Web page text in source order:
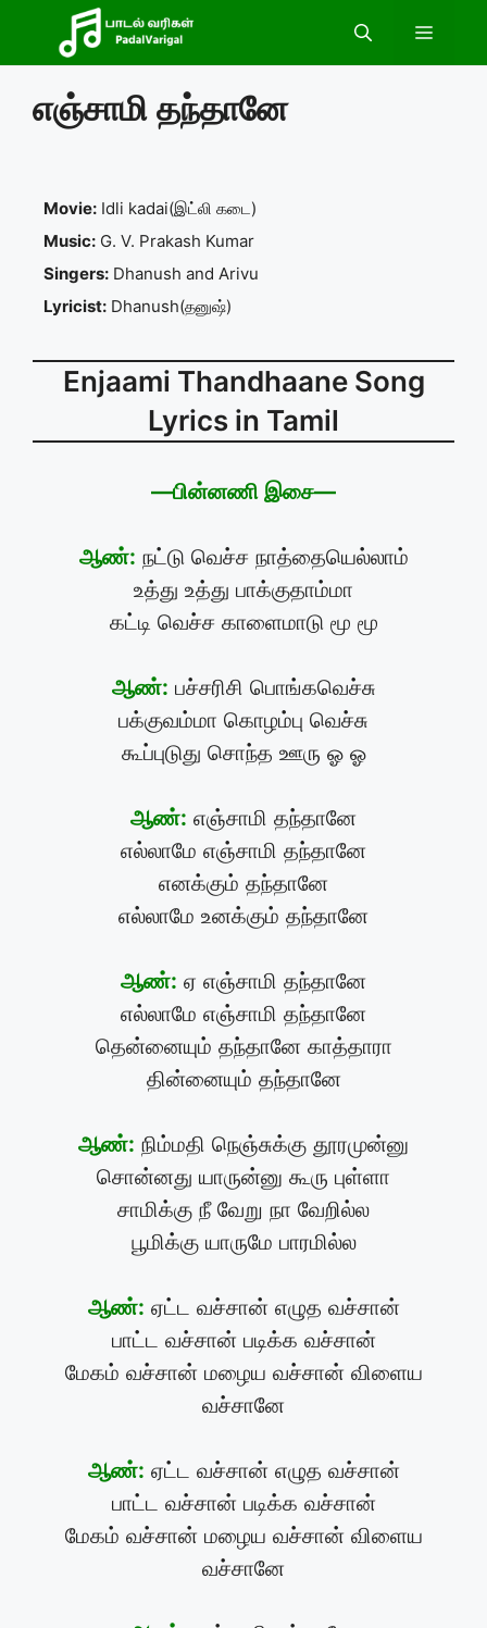
content
Menu
எஞ்சாமி தந்தானே
Movie: Idli kadai(இட்லி கடை)
Music: G. V. Prakash Kumar
Singers: Dhanush and Arivu
Lyricist: Dhanush(தனுஷ்)
Enjaami Thandhaane Song
Lyrics in Tamil
—பின்னணி இசை—
ஆண்: நட்டு வெச்ச நாத்தையெல்லாம்
உத்து உத்து பாக்குதாம்மா
கட்டி வெச்ச காளைமாடு மூ மூ
ஆண்: பச்சரிசி பொங்கவெச்சு
பக்குவம்மா கொழம்பு வெச்சு
கூப்புடுது சொந்த ஊரு ஓ ஓ
ஆண்: எஞ்சாமி தந்தானே
எல்லாமே எஞ்சாமி தந்தானே
எனக்கும் தந்தானே
எல்லாமே உனக்கும் தந்தானே
ஆண்: ஏ எஞ்சாமி தந்தானே
எல்லாமே எஞ்சாமி தந்தானே
தென்னையும் தந்தானே காத்தாரா
தின்னையும் தந்தானே
ஆண்: நிம்மதி நெஞ்சுக்கு தூரமுன்னு
சொன்னது யாருன்னு கூரு புள்ளா
சாமிக்கு நீ வேறு நா வேறில்ல
பூமிக்கு யாருமே பாரமில்ல
ஆண்: ஏட்ட வச்சான் எழுத வச்சான்
பாட்ட வச்சான் படிக்க வச்சான்
மேகம் வச்சான் மழைய வச்சான் விளைய
வச்சானே
ஆண்: ஏட்ட வச்சான் எழுத வச்சான்
பாட்ட வச்சான் படிக்க வச்சான்
மேகம் வச்சான் மழைய வச்சான் விளைய
வச்சானே